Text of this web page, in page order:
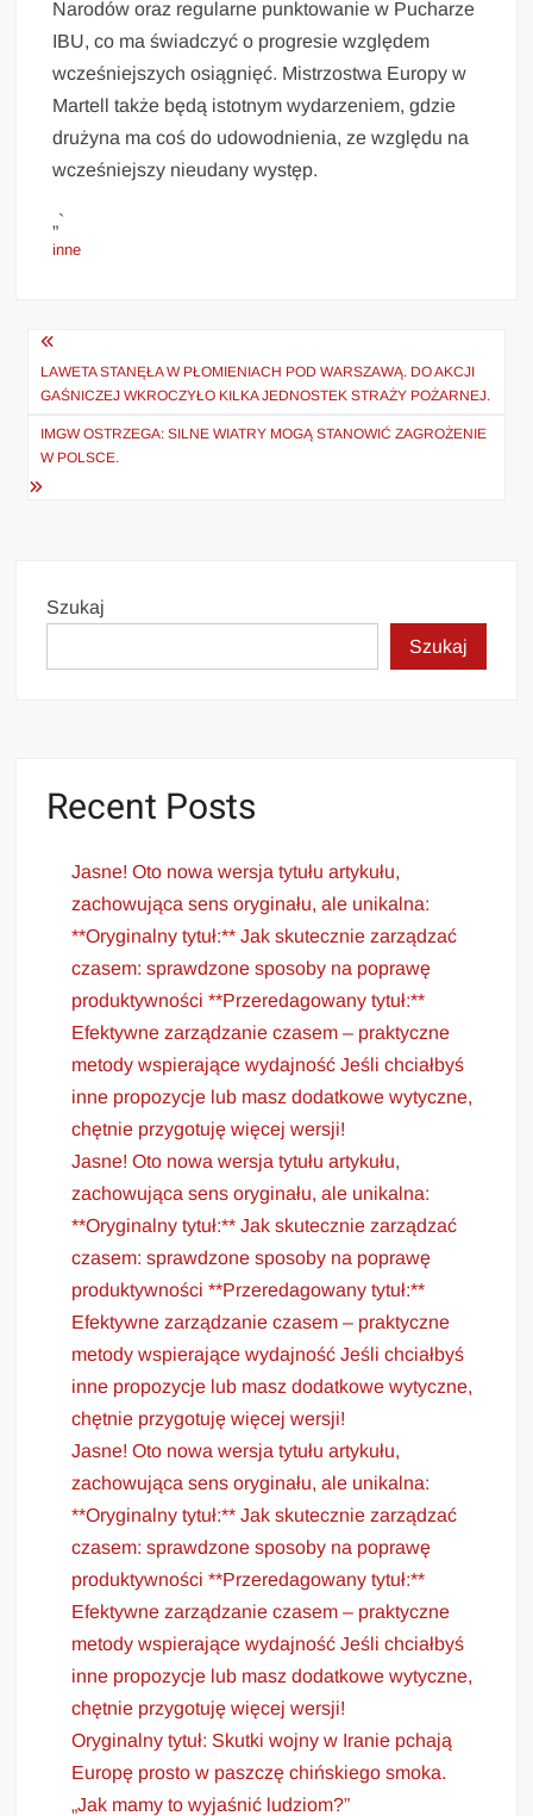
Narodów oraz regularne punktowanie w Pucharze
IBU, co ma świadczyć o progresie względem
wcześniejszych osiągnięć. Mistrzostwa Europy w
Martell także będą istotnym wydarzeniem, gdzie
drużyna ma coś do udowodnienia, ze względu na
wcześniejszy nieudany występ.
„`
inne
Nawigacja
wpisu
LAWETA STANĘŁA W PŁOMIENIACH POD WARSZAWĄ. DO AKCJI
GAŚNICZEJ WKROCZYŁO KILKA JEDNOSTEK STRAŻY POŻARNEJ.
IMGW OSTRZEGA: SILNE WIATRY MOGĄ STANOWIĆ ZAGROŻENIE
W POLSCE.
Szukaj
Szukaj
Recent Posts
Jasne! Oto nowa wersja tytułu artykułu,
zachowująca sens oryginału, ale unikalna:
**Oryginalny tytuł:** Jak skutecznie zarządzać
czasem: sprawdzone sposoby na poprawę
produktywności **Przeredagowany tytuł:**
Efektywne zarządzanie czasem – praktyczne
metody wspierające wydajność Jeśli chciałbyś
inne propozycje lub masz dodatkowe wytyczne,
chętnie przygotuję więcej wersji!
Jasne! Oto nowa wersja tytułu artykułu,
zachowująca sens oryginału, ale unikalna:
**Oryginalny tytuł:** Jak skutecznie zarządzać
czasem: sprawdzone sposoby na poprawę
produktywności **Przeredagowany tytuł:**
Efektywne zarządzanie czasem – praktyczne
metody wspierające wydajność Jeśli chciałbyś
inne propozycje lub masz dodatkowe wytyczne,
chętnie przygotuję więcej wersji!
Jasne! Oto nowa wersja tytułu artykułu,
zachowująca sens oryginału, ale unikalna:
**Oryginalny tytuł:** Jak skutecznie zarządzać
czasem: sprawdzone sposoby na poprawę
produktywności **Przeredagowany tytuł:**
Efektywne zarządzanie czasem – praktyczne
metody wspierające wydajność Jeśli chciałbyś
inne propozycje lub masz dodatkowe wytyczne,
chętnie przygotuję więcej wersji!
Oryginalny tytuł: Skutki wojny w Iranie pchają
Europę prosto w paszczę chińskiego smoka.
„Jak mamy to wyjaśnić ludziom?”